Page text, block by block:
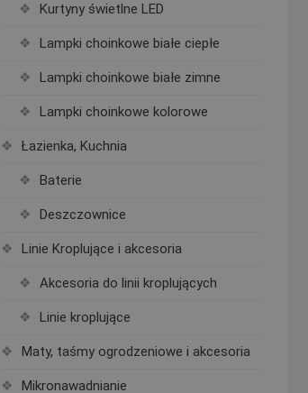
Kurtyny świetlne LED
Lampki choinkowe białe ciepłe
Lampki choinkowe białe zimne
Lampki choinkowe kolorowe
Łazienka, Kuchnia
Baterie
Deszczownice
Linie Kroplujące i akcesoria
Akcesoria do linii kroplujących
Linie kroplujące
Maty, taśmy ogrodzeniowe i akcesoria
Mikronawadnianie